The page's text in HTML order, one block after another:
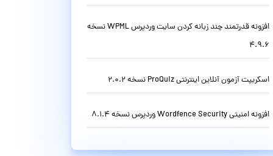
افزونه قدرتمند چند زبانه کردن سایت وردپرس WPML نسخه
4.9.6
اسکریپت آزمون آنلاین اینترنتی ProQuiz نسخه 2.0.2
افزونه امنیتی Wordfence Security وردپرس نسخه 8.1.4